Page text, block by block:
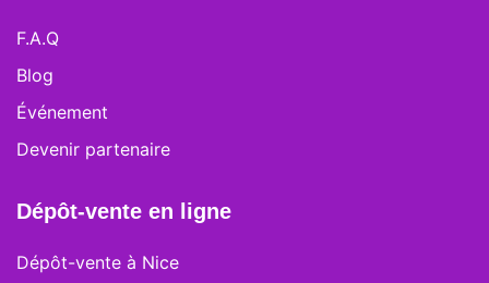
F.A.Q
Blog
Événement
Devenir partenaire
Dépôt-vente en ligne
Dépôt-vente à Nice